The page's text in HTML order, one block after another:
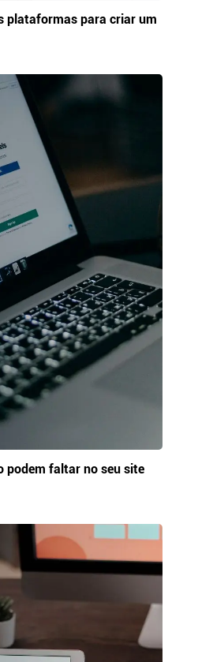
plataformas para criar um
podem faltar no seu site